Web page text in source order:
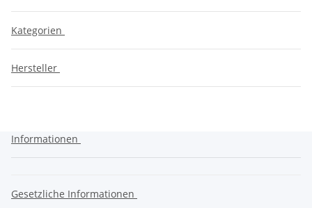
Kategorien
Hersteller
Informationen
Gesetzliche Informationen